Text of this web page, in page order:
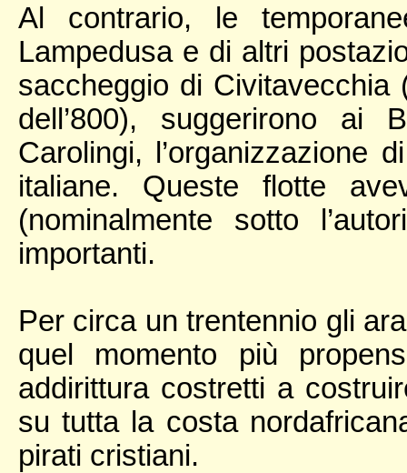
Al contrario, le
Lampedusa e di altri
saccheggio di Civitavecchia
dell’800), suggerirono ai
Carolingi, l’organizzazione
italiane. Queste flotte
(nominalmente sotto
importanti.
Per circa un trentennio gli
quel momento più
addirittura costretti a
su tutta la costa
pirati cristiani.